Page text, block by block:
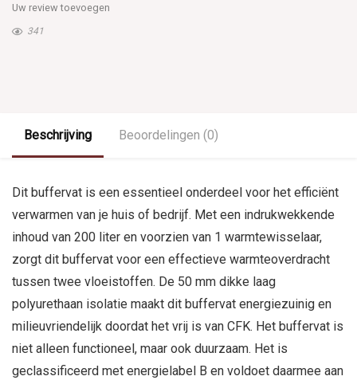
Uw review toevoegen
341
Beschrijving Beoordelingen (0)
Dit buffervat is een essentieel onderdeel voor het efficiënt
verwarmen van je huis of bedrijf. Met een indrukwekkende
inhoud van 200 liter en voorzien van 1 warmtewisselaar,
zorgt dit buffervat voor een effectieve warmteoverdracht
tussen twee vloeistoffen. De 50 mm dikke laag
polyurethaan isolatie maakt dit buffervat energiezuinig en
milieuvriendelijk doordat het vrij is van CFK. Het buffervat is
niet alleen functioneel, maar ook duurzaam. Het is
geclassificeerd met energielabel B en voldoet daarmee aan